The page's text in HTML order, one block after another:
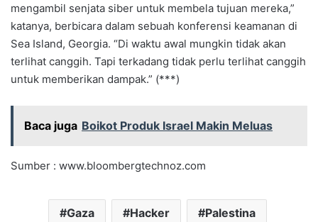
mengambil senjata siber untuk membela tujuan mereka,”
katanya, berbicara dalam sebuah konferensi keamanan di
Sea Island, Georgia. “Di waktu awal mungkin tidak akan
terlihat canggih. Tapi terkadang tidak perlu terlihat canggih
untuk memberikan dampak.” (***)
Baca juga Boikot Produk Israel Makin Meluas
Sumber : www.bloombergtechnoz.com
Gaza Hacker Palestina